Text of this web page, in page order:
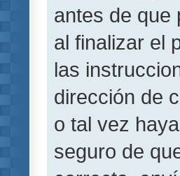
antes de que
al finalizar el
las
dirección de
o tal vez
seguro de